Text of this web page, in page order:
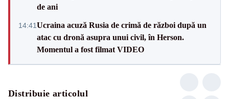
de ani
14:41Ucraina acuză Rusia de crimă de război după un
atac cu dronă asupra unui civil, în Herson.
Momentul a fost filmat VIDEO
Distribuie articolul